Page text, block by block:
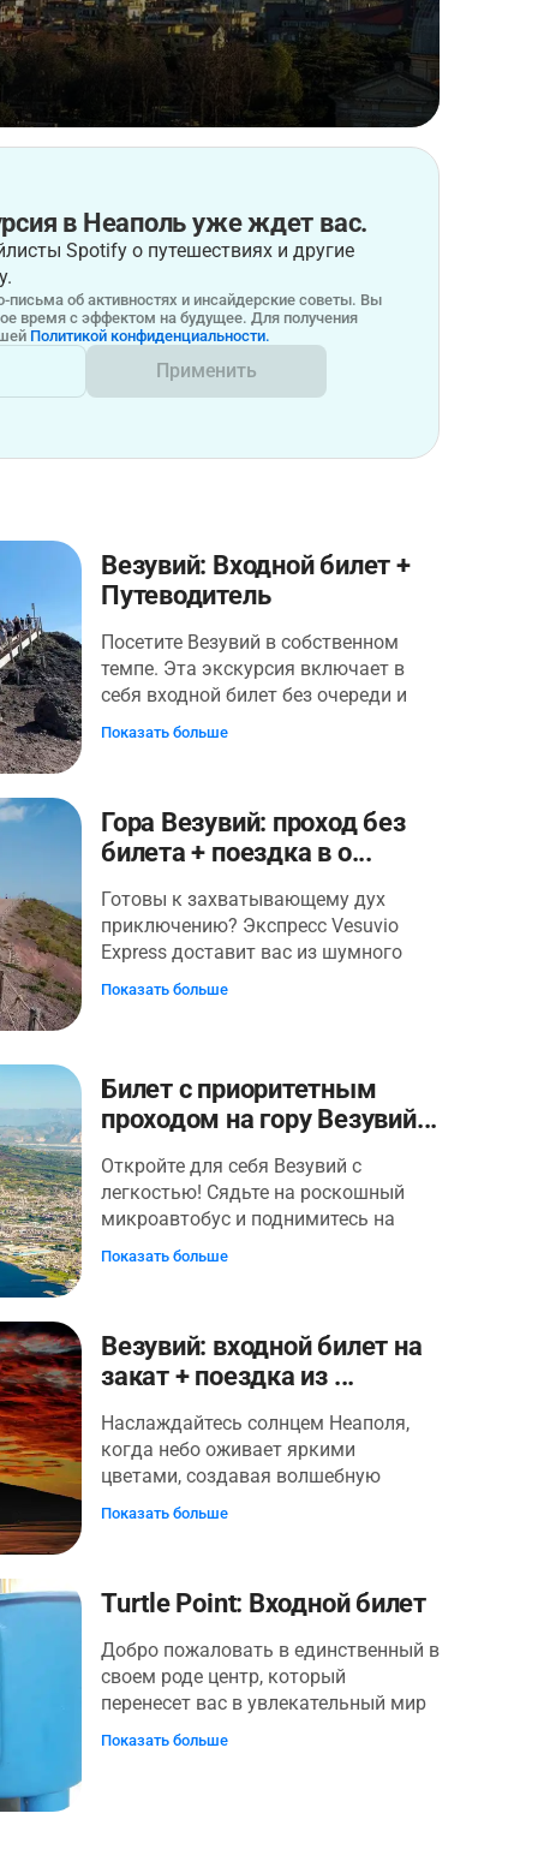
в Неаполь уже ждет вас.
Spotify о путешествиях и другие
об активностях и инсайдерские советы. Вы
время с эффектом на будущее. Для получения
Политикой конфиденциальности.
Применить
Везувий: Входной билет +
Путеводитель
Посетите Везувий в собственном
темпе. Эта экскурсия включает в
себя входной билет без очереди и
путеводитель по истории и тропам
Неаполитанский залив.
Показать больше
Гора Везувий: проход без
билета + поездка в о...
Готовы к захватывающему дух
приключению? Экспресс Vesuvio
Express доставит вас из шумного
Неаполя в величественные объятия
вулкана в мире и будете готовы
узнать о волшебном месте, которое
уже много лет очаровывает
путешественников со всех уголков
планеты. Ваш "горячий" билет
открывает ворота в парк, а также
для фотосъемки и впечатлений от
Показать больше
Билет с приоритетным
проходом на гору Везувий...
Откройте для себя Везувий с
легкостью! Сядьте на роскошный
микроавтобус и поднимитесь на
высоту 1000 метров, затем пройдите
насладитесь великолепным видом
кратера, его фумаролами и
Искью, Прочиду, Неаполь и Помпеи.
Не упустите эту уникальную
возможность!
Показать больше
Везувий: входной билет на
закат + поездка из ...
Наслаждайтесь солнцем Неаполя,
когда небо оживает яркими
цветами, создавая волшебную
атмосферу. Путешествуйте с
покрываемым ценой билета. О
беспокоиться не стоит, о входе на
вулкан уже позаботились.
Показать больше
Turtle Point: Входной билет
Добро пожаловать в единственный в
своем роде центр, который
перенесет вас в увлекательный мир
морской жизни. Центр Turtle Point
Показать больше